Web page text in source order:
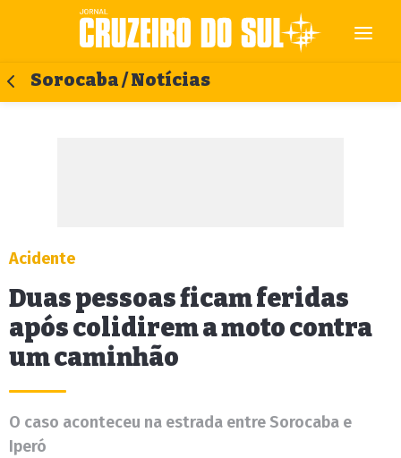
Sorocaba / Notícias
Acidente
Duas pessoas ficam feridas
após colidirem a moto contra
um caminhão
O caso aconteceu na estrada entre Sorocaba e
Iperó